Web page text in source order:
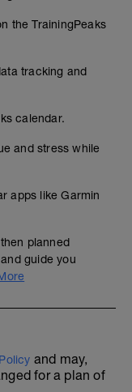
the TrainingPeaks
tracking and
calendar.
and stress while
apps like Garmin
planned
guide you
and may,
for a plan of